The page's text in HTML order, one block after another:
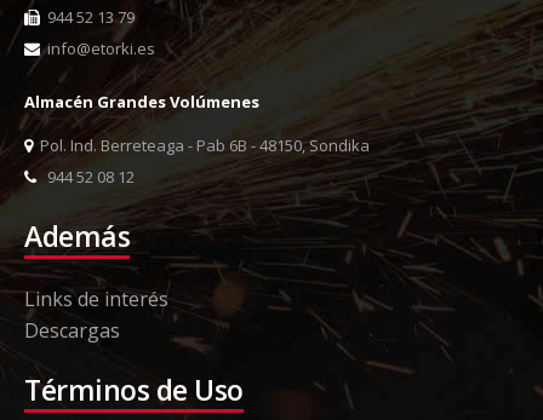
944 52 13 79
info@etorki.es
Almacén Grandes Volúmenes
Pol. Ind. Berreteaga - Pab 6B - 48150, Sondika
944 52 08 12
Además
Links de interés
Descargas
Términos de Uso